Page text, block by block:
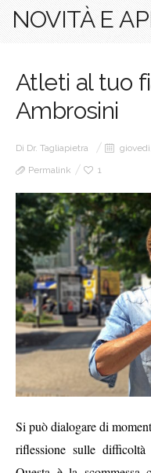
NOVITÀ E
Atleti al tuo
Ambrosini
Di Dr. Tagliapietra
Permalink
1
Si può dialogare di
riflessione sulle